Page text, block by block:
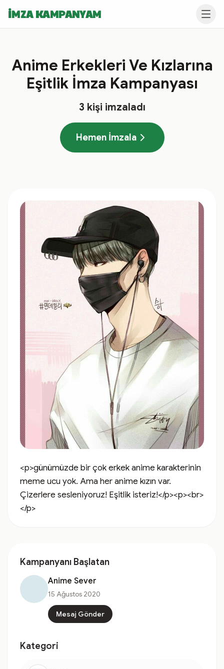
İMZA KAMPANYAM
Anime Erkekleri Ve Kızlarına
Eşitlik İmza Kampanyası
3 kişi imzaladı
Hemen İmzala
<p>günümüzde bir çok erkek anime karakterinin
meme ucu yok. Ama her anime kızın var.
Çizerlere sesleniyoruz! Eşitlik isteriz!</p><p><br>
</p>
Kampanyanı Başlatan
Anime Sever
15 Ağustos 2020
Mesaj Gönder
Kategori